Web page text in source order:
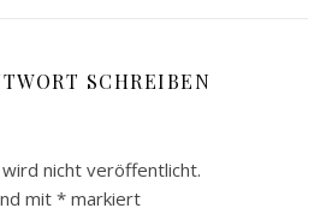
SCHREIBEN
nicht veröffentlicht.
mit * markiert